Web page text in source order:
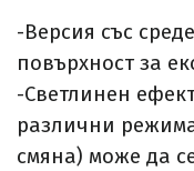
-Версия със
повърхност за
-Светлинен
различни
смяна) може да